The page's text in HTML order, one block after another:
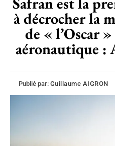
à décrocher la
de « l’Oscar
aéronautique :
Publié par: Guillaume AIGRON